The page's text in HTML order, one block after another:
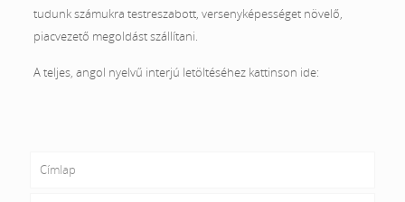
tudunk számukra testreszabott, versenyképességet növelő,
piacvezető megoldást szállítani.
A teljes, angol nyelvű interjú letöltéséhez kattinson ide:
Címlap